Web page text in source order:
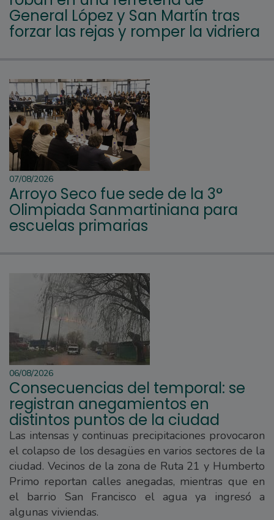
General López y San Martín tras
forzar las rejas y romper la vidriera
07/08/2026
Arroyo Seco fue sede de la 3°
Olimpiada Sanmartiniana para
escuelas primarias
06/08/2026
Consecuencias del temporal: se
registran anegamientos en
distintos puntos de la ciudad
Las intensas y continuas precipitaciones provocaron
el colapso de los desagües en varios sectores de la
ciudad. Vecinos de la zona de Ruta 21 y Humberto
Primo reportan calles anegadas, mientras que en
el barrio San Francisco el agua ya ingresó a
algunas viviendas.